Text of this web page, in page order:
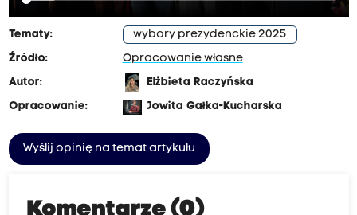
Tematy:
wybory prezydenckie 2025
Źródło:
Opracowanie własne
Autor:
Elżbieta Raczyńska
Opracowanie:
Jowita Gałka-Kucharska
Wyślij opinię na temat artykułu
Komentarze (0)